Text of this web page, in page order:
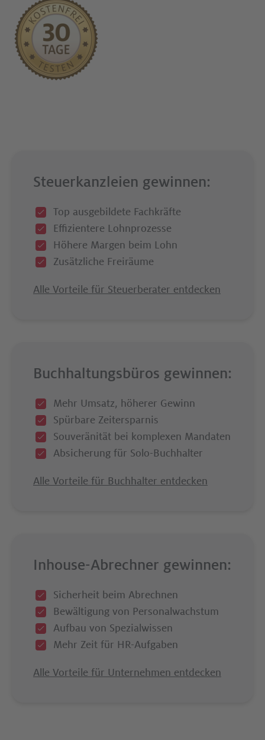
Steuerkanzleien gewinnen:
Top ausgebildete Fachkräfte
Effizientere Lohnprozesse
Höhere Margen beim Lohn
Zusätzliche Freiräume
Alle Vorteile für Steuerberater entdecken
Buchhaltungsbüros gewinnen:
Mehr Umsatz, höherer Gewinn
Spürbare Zeitersparnis
Souveränität bei komplexen Mandaten
Absicherung für Solo-Buchhalter
Alle Vorteile für Buchhalter entdecken
Inhouse-Abrechner gewinnen:
Sicherheit beim Abrechnen
Bewältigung von Personalwachstum
Aufbau von Spezialwissen
Mehr Zeit für HR-Aufgaben
Alle Vorteile für Unternehmen entdecken